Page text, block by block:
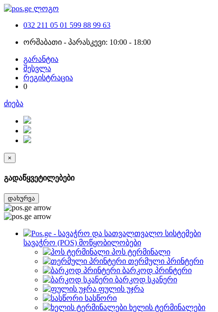
032 211 05 01 599 88 99 63
ორშაბათი - პარასკევი: 10:00 - 18:00
გარანტია
შესვლა
რეგისტრაცია
0
ძიება
×
გადაწყვეტილებები
დახურვა
სავაჭრო (POS) მოწყობილობები
პოს ტერმინალი
თერმული პრინტერი
ბარკოდ პრინტერი
ბარკოდ სკანერი
ფულის უჯრა
სასწორი
ხელის ტერმინალები